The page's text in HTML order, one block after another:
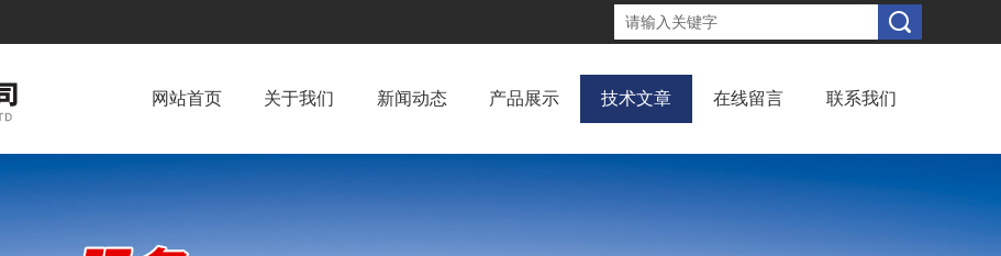
网站首页 关于我们 新闻动态 产品展示 技术文章 在线留言 联系我们